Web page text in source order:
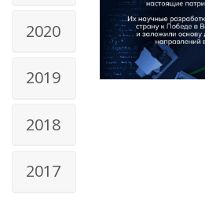
2020
2019
2018
2017